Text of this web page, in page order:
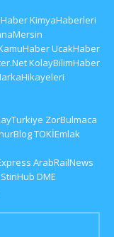
KimyaHaberleri
UcakHaber
KolayBilimHaber
ZorBulmaca
TOKİEmlak
ArabRailNews
StiriHub DME